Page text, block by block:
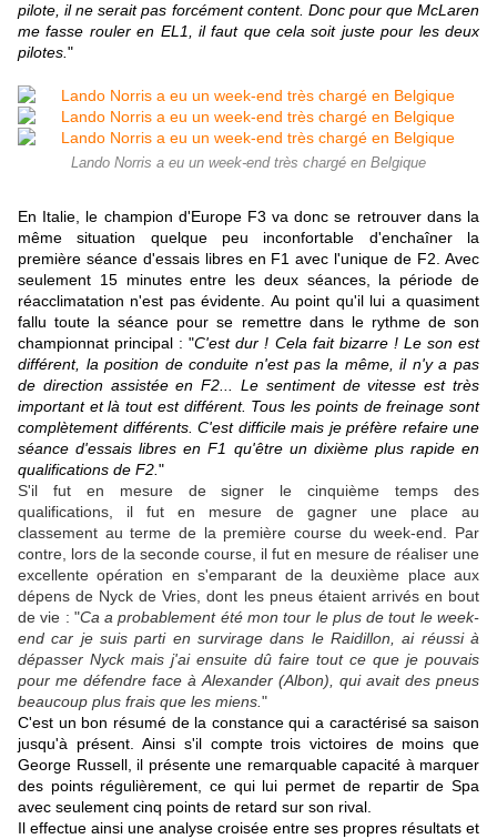
pilote, il ne serait pas forcément content. Donc pour que McLaren
me fasse rouler en EL1, il faut que cela soit juste pour les deux
pilotes. "
Lando Norris a eu un week-end très chargé en Belgique
En Italie, le champion d'Europe F3 va donc se retrouver dans la
même situation quelque peu inconfortable d'enchaîner la
première séance d'essais libres en F1 avec l'unique de F2. Avec
seulement 15 minutes entre les deux séances, la période de
réacclimatation n'est pas évidente. Au point qu'il lui a quasiment
fallu toute la séance pour se remettre dans le rythme de son
championnat principal : "C'est dur ! Cela fait bizarre ! Le son est
différent, la position de conduite n'est pas la même, il n'y a pas
de direction assistée en F2... Le sentiment de vitesse est très
important et là tout est différent. Tous les points de freinage sont
complètement différents. C'est difficile mais je préfère refaire une
séance d'essais libres en F1 qu'être un dixième plus rapide en
qualifications de F2. "
S'il fut en mesure de signer le cinquième temps des
qualifications, il fut en mesure de gagner une place au
classement au terme de la première course du week-end. Par
contre, lors de la seconde course, il fut en mesure de réaliser une
excellente opération en s'emparant de la deuxième place aux
dépens de Nyck de Vries, dont les pneus étaient arrivés en bout
de vie : "Ca a probablement été mon tour le plus de tout le week-
end car je suis parti en survirage dans le Raidillon, ai réussi à
dépasser Nyck mais j'ai ensuite dû faire tout ce que je pouvais
pour me défendre face à Alexander (Albon), qui avait des pneus
beaucoup plus frais que les miens. "
C'est un bon résumé de la constance qui a caractérisé sa saison
jusqu'à présent. Ainsi s'il compte trois victoires de moins que
George Russell, il présente une remarquable capacité à marquer
des points régulièrement, ce qui lui permet de repartir de Spa
avec seulement cinq points de retard sur son rival.
Il effectue ainsi une analyse croisée entre ses propres résultats et